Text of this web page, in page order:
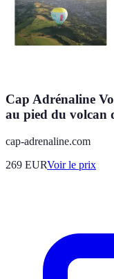
Cap Adrénaline
au pied du volcan
cap-adrenaline.com
269 EURVoir le prix